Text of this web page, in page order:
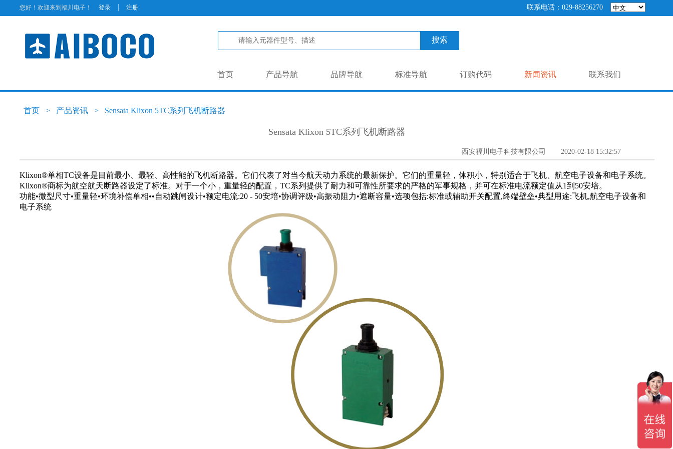
您好！欢迎来到福川电子！ 登录 | 注册 联系电话：029-88256270
搜索
联系我们
新闻资讯
订购代码
标准导航
品牌导航
产品导航
首页
首页 > 产品资讯 > Sensata Klixon 5TC系列飞机断路器
Sensata Klixon 5TC系列飞机断路器
西安福川电子科技有限公司 2020-02-18 15:32:57
Klixon®单相TC设备是目前最小、最轻、高性能的飞机断路器。它们代表了对当今航天动力系统的最新保护。它们的重量轻，体积小，特别适合于飞机、航空电子设备和电子系统。
Klixon®商标为航空航天断路器设定了标准。对于一个小，重量轻的配置，TC系列提供了耐力和可靠性所要求的严格的军事规格，并可在标准电流额定值从1到50安培。
功能•微型尺寸•重量轻•环境补偿单相••自动跳闸设计•额定电流:20 - 50安培•协调评级•高振动阻力•遮断容量•选项包括:标准或辅助开关配置,终端壁垒•典型用途:飞机,航空电子设备和
电子系统